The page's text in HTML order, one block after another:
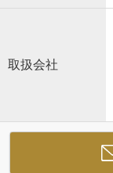
取扱会社